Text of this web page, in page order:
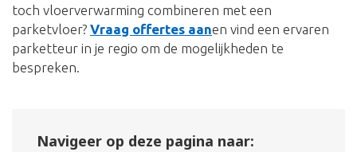
toch vloerverwarming combineren met een
parketvloer? Vraag offertes aanen vind een ervaren
parketteur in je regio om de mogelijkheden te
bespreken.
Navigeer op deze pagina naar: